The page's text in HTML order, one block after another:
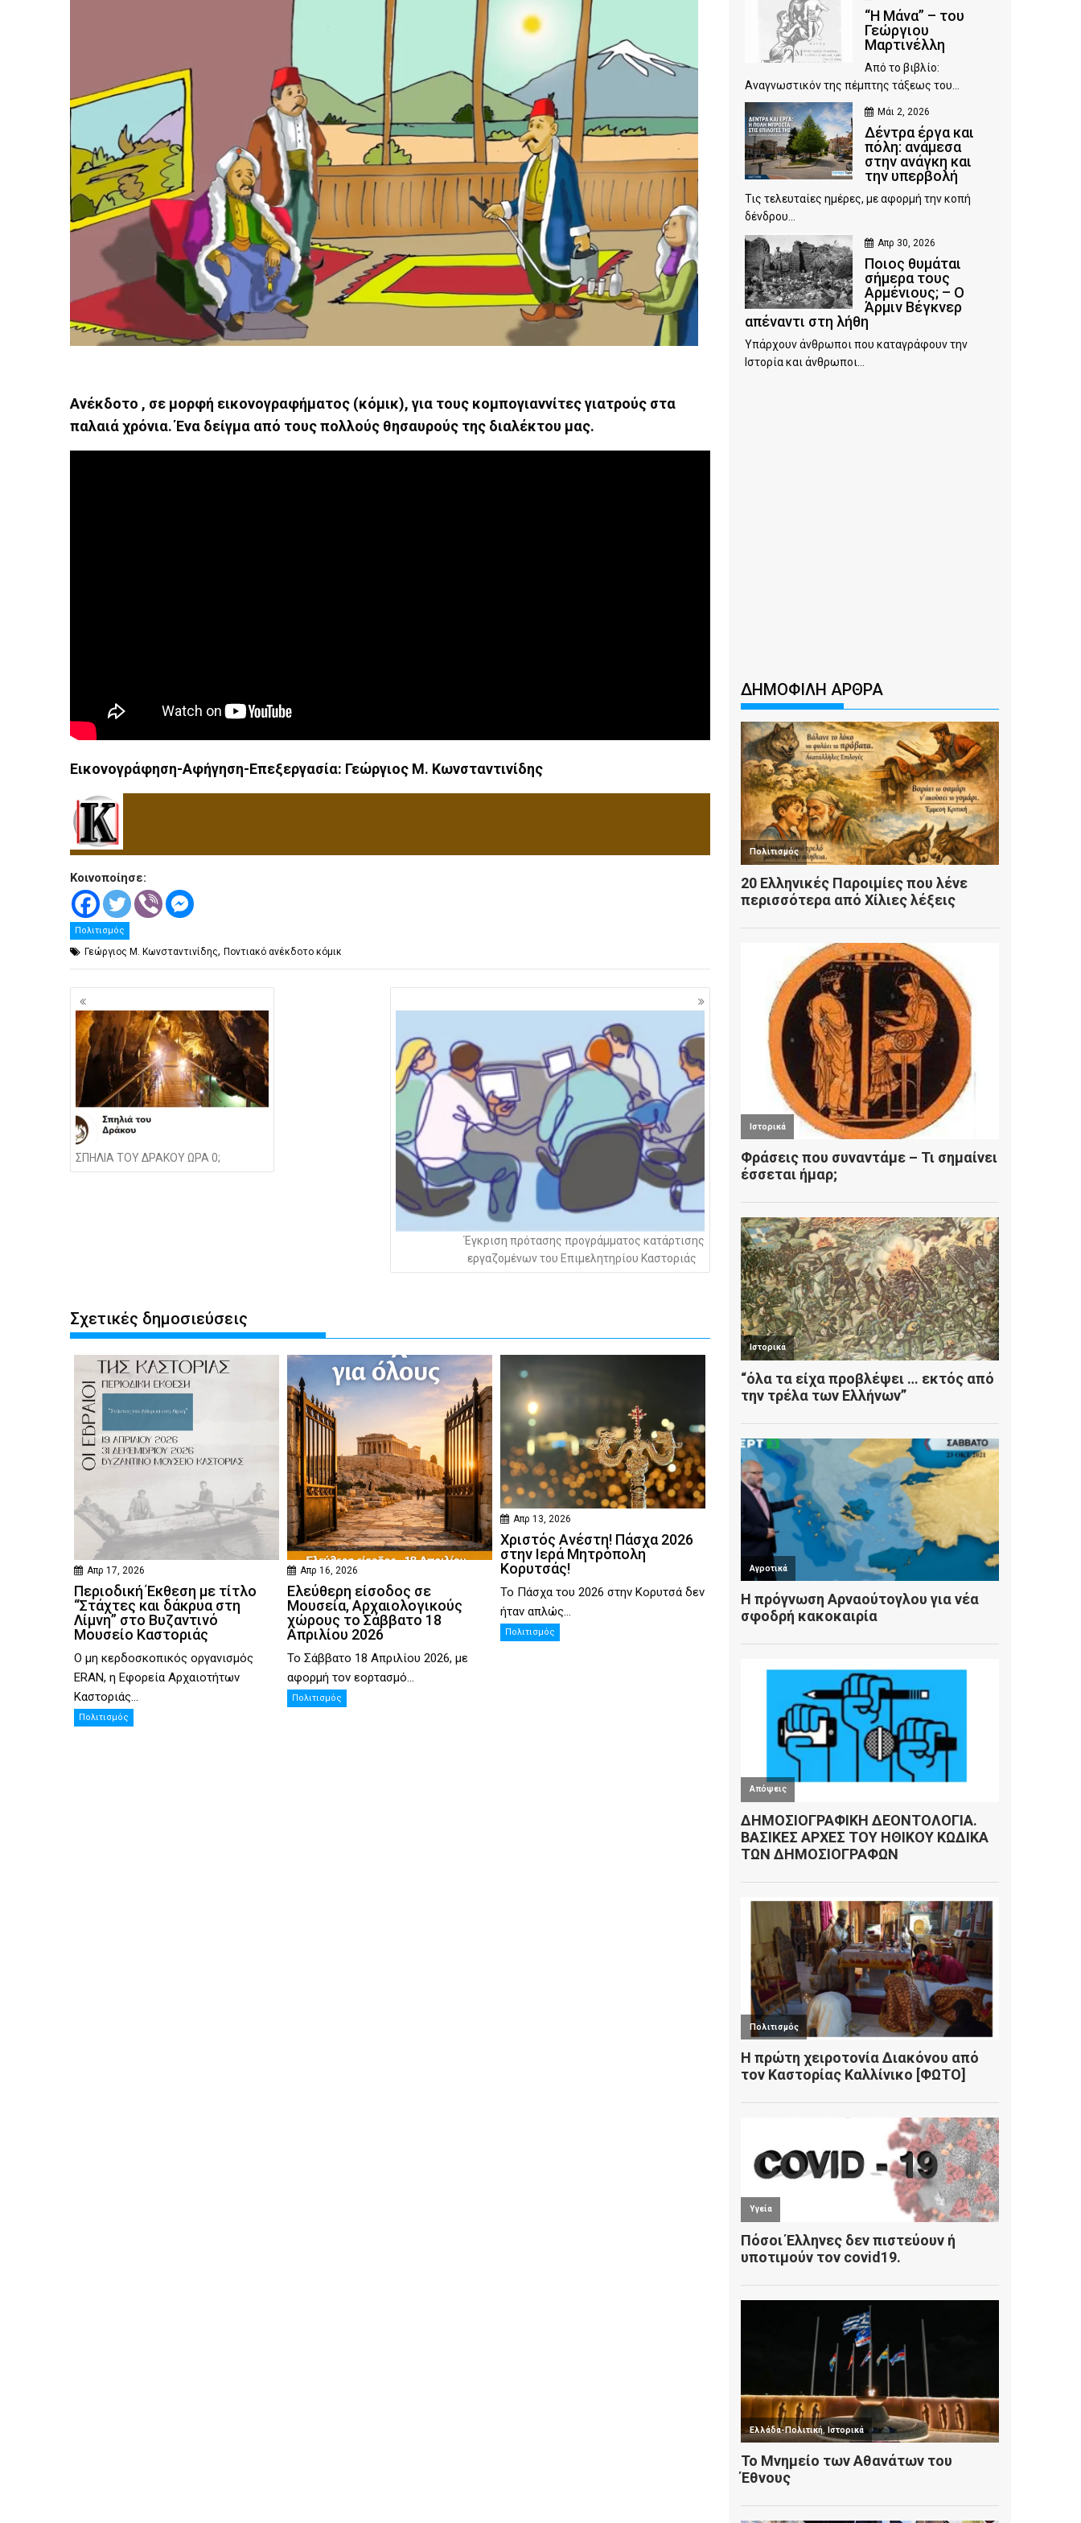
Ανέκδοτο , σε μορφή εικονογραφήματος (κόμικ), για τους κομπογιαννίτες γιατρούς στα
παλαιά χρόνια. Ένα δείγμα από τους πολλούς θησαυρούς της διαλέκτου μας.
Εικονογράφηση-Αφήγηση-Επεξεργασία: Γεώργιος Μ. Κωνσταντινίδης
Κοινοποίησε:
Πολιτισμός
Γεώργιος Μ. Κωνσταντινίδης, Ποντιακό ανέκδοτο κόμικ
Πλοήγηση
άρθρων
ΣΠΗΛΙΑ ΤΟΥ ΔΡΑΚΟΥ ΩΡΑ 0;
Έγκριση πρότασης προγράμματος κατάρτισης
εργαζομένων του Επιμελητηρίου Καστοριάς
Σχετικές δημοσιεύσεις
Απρ 17, 2026
Περιοδική Έκθεση με τίτλο
“Στάχτες και δάκρυα στη
Λίμνη” στο Βυζαντινό
Μουσείο Καστοριάς
Ο μη κερδοσκοπικός οργανισμός
ERAN, η Εφορεία Αρχαιοτήτων
Καστοριάς...
Πολιτισμός
Απρ 16, 2026
Ελεύθερη είσοδος σε
Μουσεία, Αρχαιολογικούς
χώρους το Σάββατο 18
Απριλίου 2026
Το Σάββατο 18 Απριλίου 2026, με
αφορμή τον εορτασμό...
Πολιτισμός
Απρ 13, 2026
Χριστός Ανέστη! Πάσχα 2026
στην Ιερά Μητρόπολη
Κορυτσάς!
Το Πάσχα του 2026 στην Κορυτσά δεν
ήταν απλώς...
Πολιτισμός
“Η Μάνα” – του
Γεώργιου
Μαρτινέλλη
Από το βιβλίο:
Αναγνωστικόν της πέμπτης τάξεως του...
Μάι 2, 2026
Δέντρα έργα και
πόλη: ανάμεσα
στην ανάγκη και
την υπερβολή
Τις τελευταίες ημέρες, με αφορμή την κοπή
δένδρου...
Απρ 30, 2026
Ποιος θυμάται
σήμερα τους
Αρμένιους; – Ο
Άρμιν Βέγκνερ
απέναντι στη λήθη
Υπάρχουν άνθρωποι που καταγράφουν την
Ιστορία και άνθρωποι...
ΔΗΜΟΦΙΛΗ ΑΡΘΡΑ